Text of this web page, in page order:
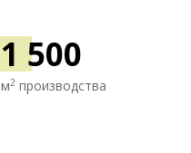
1 500
м2 производства